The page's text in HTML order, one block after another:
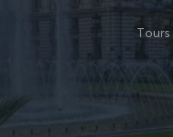
Tours